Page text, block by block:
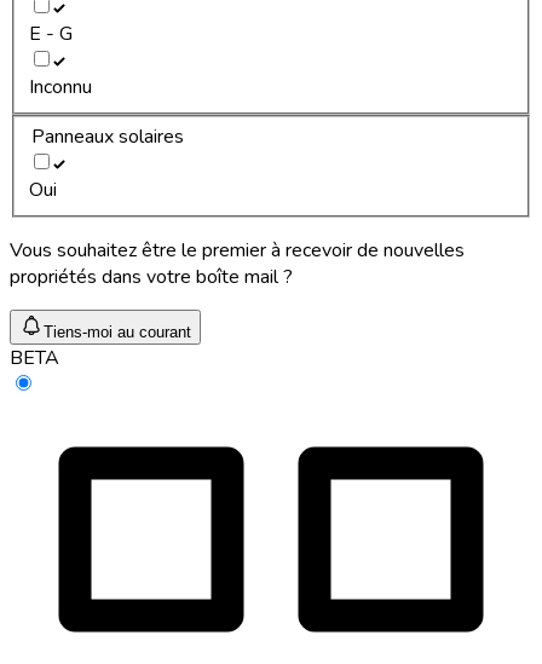
E - G
Inconnu
Panneaux solaires
Oui
Vous souhaitez être le premier à recevoir de nouvelles
propriétés dans votre boîte mail ?
Tiens-moi au courant
BETA